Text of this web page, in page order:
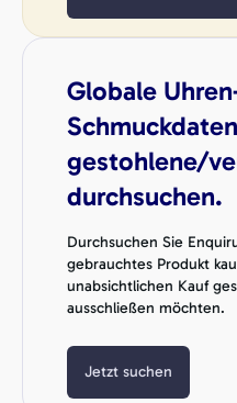
Globale
gestohlene/
durchsuchen.
Durchsuchen Sie
gebrauchtes Produkt
unabsichtlichen Kauf
ausschließen möchten.
Jetzt suchen